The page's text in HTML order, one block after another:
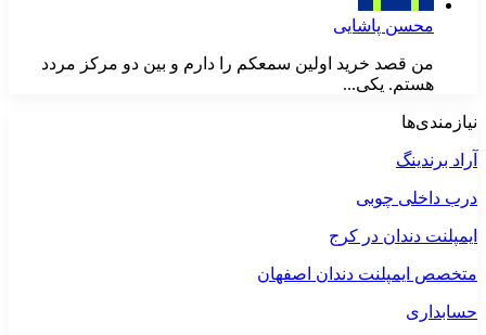
محسن پاشایی
من قصد خرید اولین سمعکم را دارم و بین دو مرکز مردد
هستم. یکی...
نیازمندی‌ها
آراد برندینگ
درب داخلی چوبی
ایمپلنت دندان در کرج
متخصص ایمپلنت دندان اصفهان
حسابداری